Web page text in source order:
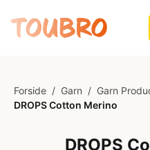
Forside / Garn / Garn
DROPS Cotton Merino
DROPS